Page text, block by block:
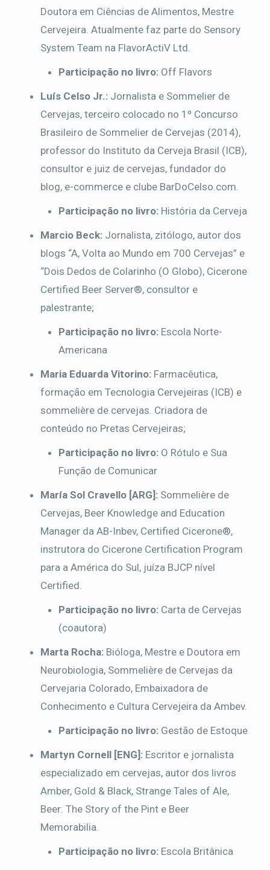
Doutora em Ciências de Alimentos, Mestre
Cervejeira. Atualmente faz parte do Sensory
System Team na FlavorActiV Ltd.
Participação no livro:Off Flavors
Luís Celso Jr.:Jornalista e Sommelier de
Cervejas, terceiro colocado no 1º Concurso
Brasileiro de Sommelier de Cervejas (2014),
professor do Instituto da Cerveja Brasil (ICB),
consultor e juiz de cervejas, fundador do
blog, e-commerce e clube BarDoCelso.com.
Participação no livro:História da Cerveja
Marcio Beck:Jornalista, zitólogo, autor dos
blogs “A, Volta ao Mundo em 700 Cervejas” e
“Dois Dedos de Colarinho (O Globo), Cicerone
Certified Beer Server®, consultor e
palestrante;
Participação no livro:Escola Norte-
Americana
Maria Eduarda Vitorino: Farmacêutica,
formação em Tecnologia Cervejeiras (ICB) e
sommelière de cervejas. Criadora de
conteúdo no Pretas Cervejeiras;
Participação no livro:O Rótulo e Sua
Função de Comunicar
María Sol Cravello [ARG]:Sommelière de
Cervejas, Beer Knowledge and Education
Manager da AB-Inbev, Certified Cicerone®,
instrutora do Cicerone Certification Program
para a América do Sul, juíza BJCP nível
Certified.
Participação no livro:Carta de Cervejas
(coautora)
Marta Rocha: Bióloga, Mestre e Doutora em
Neurobiologia, Sommelière de Cervejas da
Cervejaria Colorado, Embaixadora de
Conhecimento e Cultura Cervejeira da Ambev.
Participação no livro:Gestão de Estoque
Martyn Cornell [ENG]:Escritor e jornalista
especializado em cervejas, autor dos livros
Amber, Gold & Black, Strange Tales of Ale,
Beer: The Story of the Pint e Beer
Memorabilia.
Participação no livro:Escola Britânica